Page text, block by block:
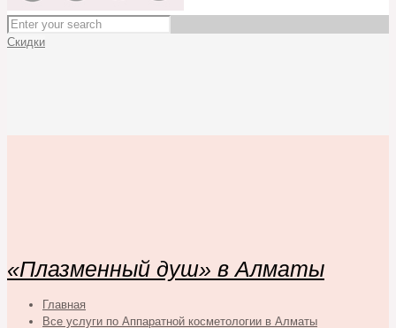
Скидки
«Плазменный душ» в Алматы
Главная
Все услуги по Аппаратной косметологии в Алматы